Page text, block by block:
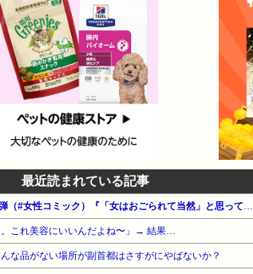
最近読まれている記事
【最大50%OFF】KADOKAWA カドサマー2026 第3弾（#女性コミック）『「女はおごられて当然」と思ってる昭和引きずり女が、婚活した話』『99%離婚 モラハラ夫は変わるのか』『10歳で性被害にあいました』他
。これ美容にいいんだよね〜」→ 結果…
な品がない場所が副首都はさすがにやばないか？